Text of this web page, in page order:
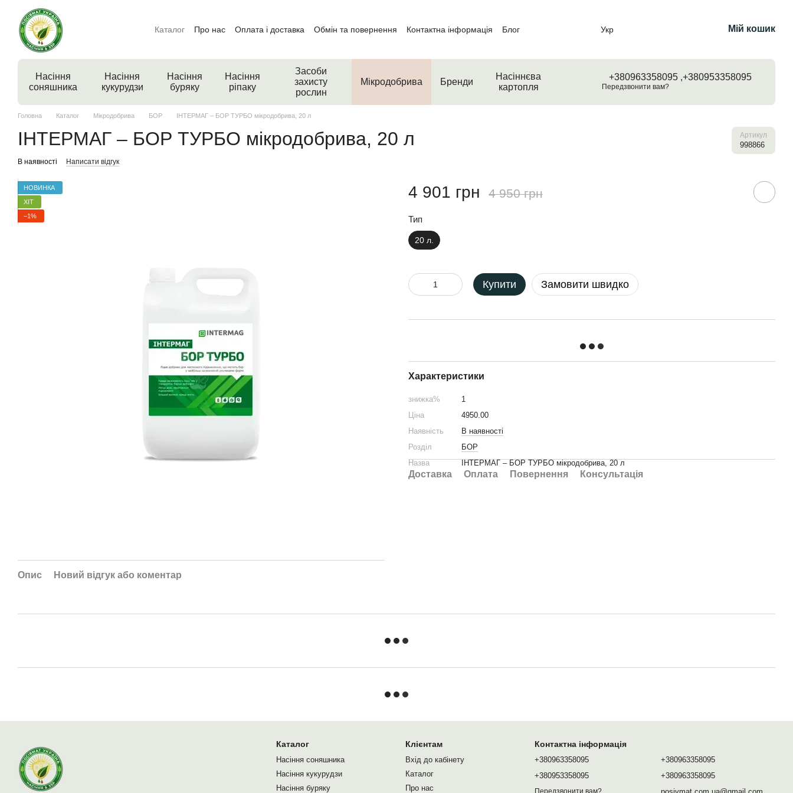
Перейти до основного контенту
Каталог Про нас Оплата і доставка Обмін та повернення Контактна інформація Блог Укр Мій кошик
Насіння
соняшника
Насіння
кукурудзи
Насіння
буряку
Насіння
ріпаку
Засоби
захисту
рослин
Мікродобрива Бренди
Насіннєва
картопля
+380963358095 ,+380953358095
Передзвонити вам?
Головна Каталог Мікродобрива БОР ІНТЕРМАГ – БОР ТУРБО мікродобрива, 20 л
ІНТЕРМАГ – БОР ТУРБО мікродобрива, 20 л Артикул
998866
В наявності Написати відгук
НОВИНКА
ХІТ
−1%
Опис Новий відгук або коментар
4 901 грн 4 950 грн
Тип
20 л.
Купити Замовити швидко
Характеристики
знижка%
1
Ціна
4950.00
Наявність
В наявності
Розділ
БОР
Назва
ІНТЕРМАГ – БОР ТУРБО мікродобрива, 20 л
Доставка Оплата Повернення Консультація
Каталог
Насіння соняшника
Насіння кукурудзи
Насіння буряку
Клієнтам
Вхід до кабінету
Каталог
Про нас
Контактна інформація
+380963358095
+380953358095
+380963358095
+380963358095